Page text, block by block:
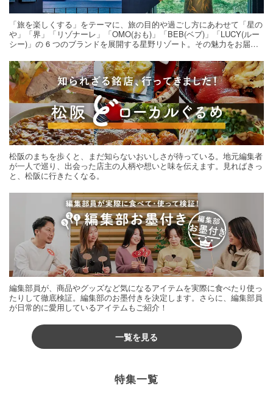
「旅を楽しくする」をテーマに、旅の目的や過ごし方にあわせて「星の
や」「界」「リゾナーレ」「OMO(おも)」「BEB(ベブ)」「LUCY(ルー
シー)」の 6 つのブランドを展開する星野リゾート。その魅力をお届け
松阪のまちを歩くと、まだ知らないおいしさが待っている。地元編集者
が一人で巡り、出会った店主の人柄や想いと味を伝えます。見ればきっ
と、松阪に行きたくなる。
編集部員が、商品やグッズなど気になるアイテムを実際に食べたり使っ
たりして徹底検証。編集部のお墨付きを決定します。さらに、編集部員
が日常的に愛用しているアイテムもご紹介！
一覧を見る
特集一覧